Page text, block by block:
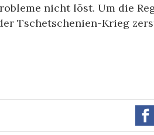
nicht löst. Um die
Tschetschenien-Krieg